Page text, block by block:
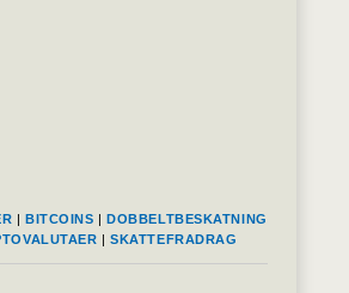
| BITCOINS |DOBBELTBESKATNING
|SKATTEFRADRAG